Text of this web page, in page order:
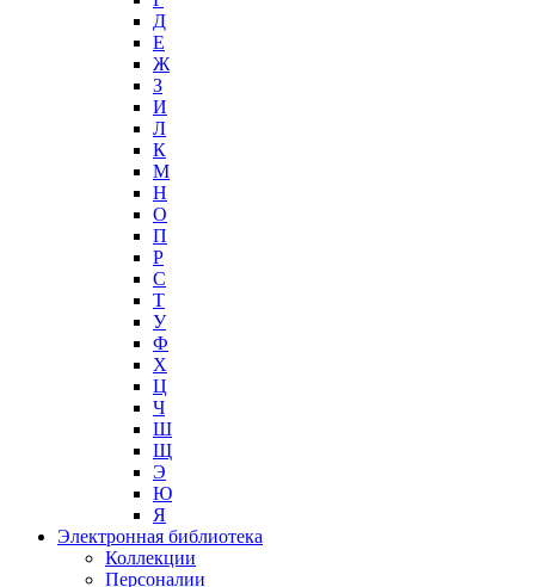
Д
Е
Ж
З
И
Л
К
М
Н
О
П
Р
С
Т
У
Ф
Х
Ц
Ч
Ш
Щ
Э
Ю
Я
Электронная библиотека
Коллекции
Персоналии